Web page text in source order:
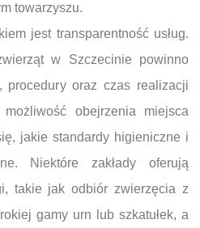
towarzyszu.
jest transparentność usług.
w Szczecinie powinno
procedury oraz czas realizacji
obejrzenia miejsca
jakie standardy higieniczne i
Niektóre zakłady oferują
takie jak odbiór zwierzęcia z
gamy urn lub szkatułek, a